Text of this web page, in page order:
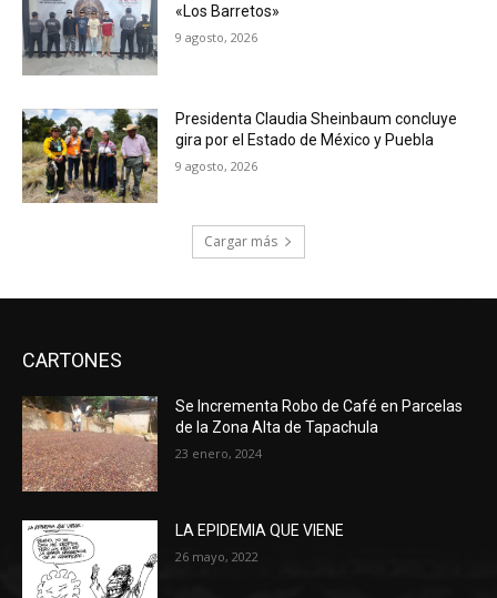
«Los Barretos»
9 agosto, 2026
Presidenta Claudia Sheinbaum concluye
gira por el Estado de México y Puebla
9 agosto, 2026
Cargar más
CARTONES
Se Incrementa Robo de Café en Parcelas
de la Zona Alta de Tapachula
23 enero, 2024
LA EPIDEMIA QUE VIENE
26 mayo, 2022